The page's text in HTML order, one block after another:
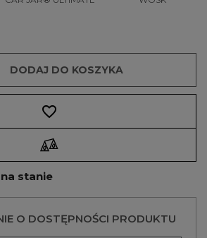
DODAJ DO KOSZYKA
favorite_border
stanie
O DOSTĘPNOŚCI PRODUKTU